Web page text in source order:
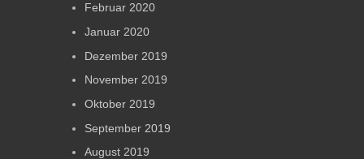
Februar 2020
Januar 2020
Dezember 2019
November 2019
Oktober 2019
September 2019
August 2019